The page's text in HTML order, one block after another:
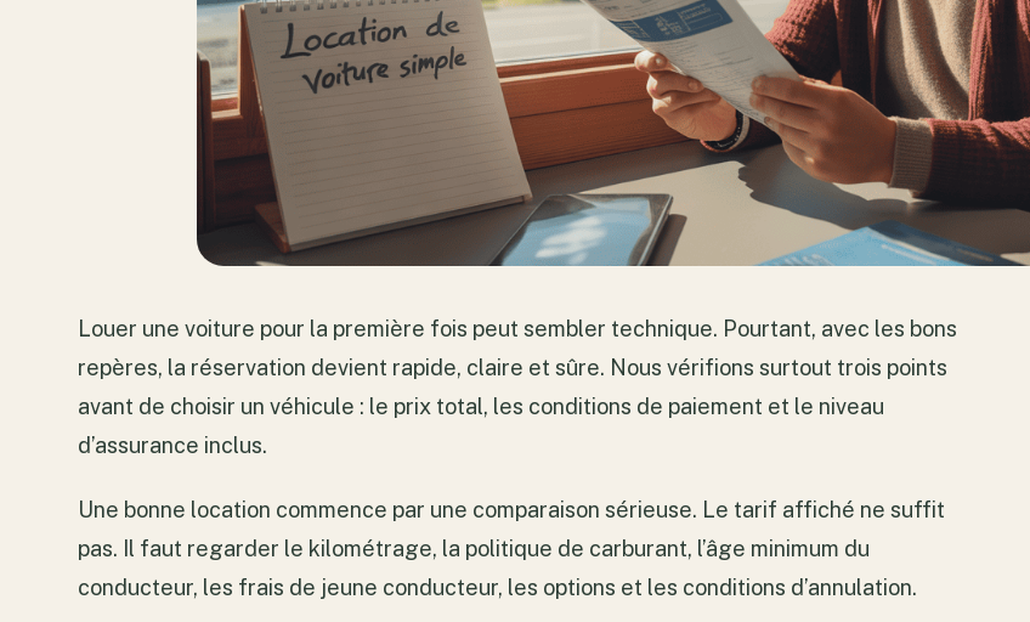
Louer une voiture pour la première fois peut sembler technique. Pourtant, avec les bons
repères, la réservation devient rapide, claire et sûre. Nous vérifions surtout trois points
avant de choisir un véhicule : le prix total, les conditions de paiement et le niveau
d’assurance inclus.
Une bonne location commence par une comparaison sérieuse. Le tarif affiché ne suffit
pas. Il faut regarder le kilométrage, la politique de carburant, l’âge minimum du
conducteur, les frais de jeune conducteur, les options et les conditions d’annulation.